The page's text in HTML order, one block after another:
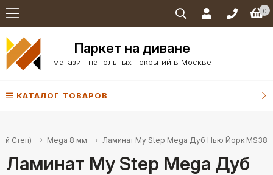
0
Паркет на диване
магазин напольных покрытий в Москве
КАТАЛОГ ТОВАРОВ
Степ) Mega 8 мм Ламинат My Step Mega Дуб Нью Йорк MS388
Ламинат My Step Mega Дуб